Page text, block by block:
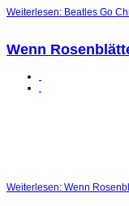
Weiterlesen: Beatles Go
Wenn
Weiterlesen: Wenn